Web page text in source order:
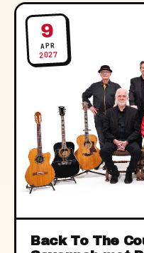
9
APR
2027
Back To The